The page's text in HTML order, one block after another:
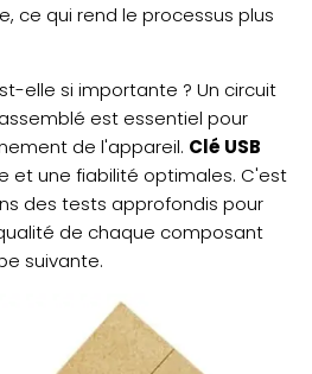
ce qui rend le processus plus
elle si importante ? Un circuit
est essentiel pour
de l'appareil. Clé USB
et une fiabilité optimales. C'est
des tests approfondis pour
de chaque composant
suivante.